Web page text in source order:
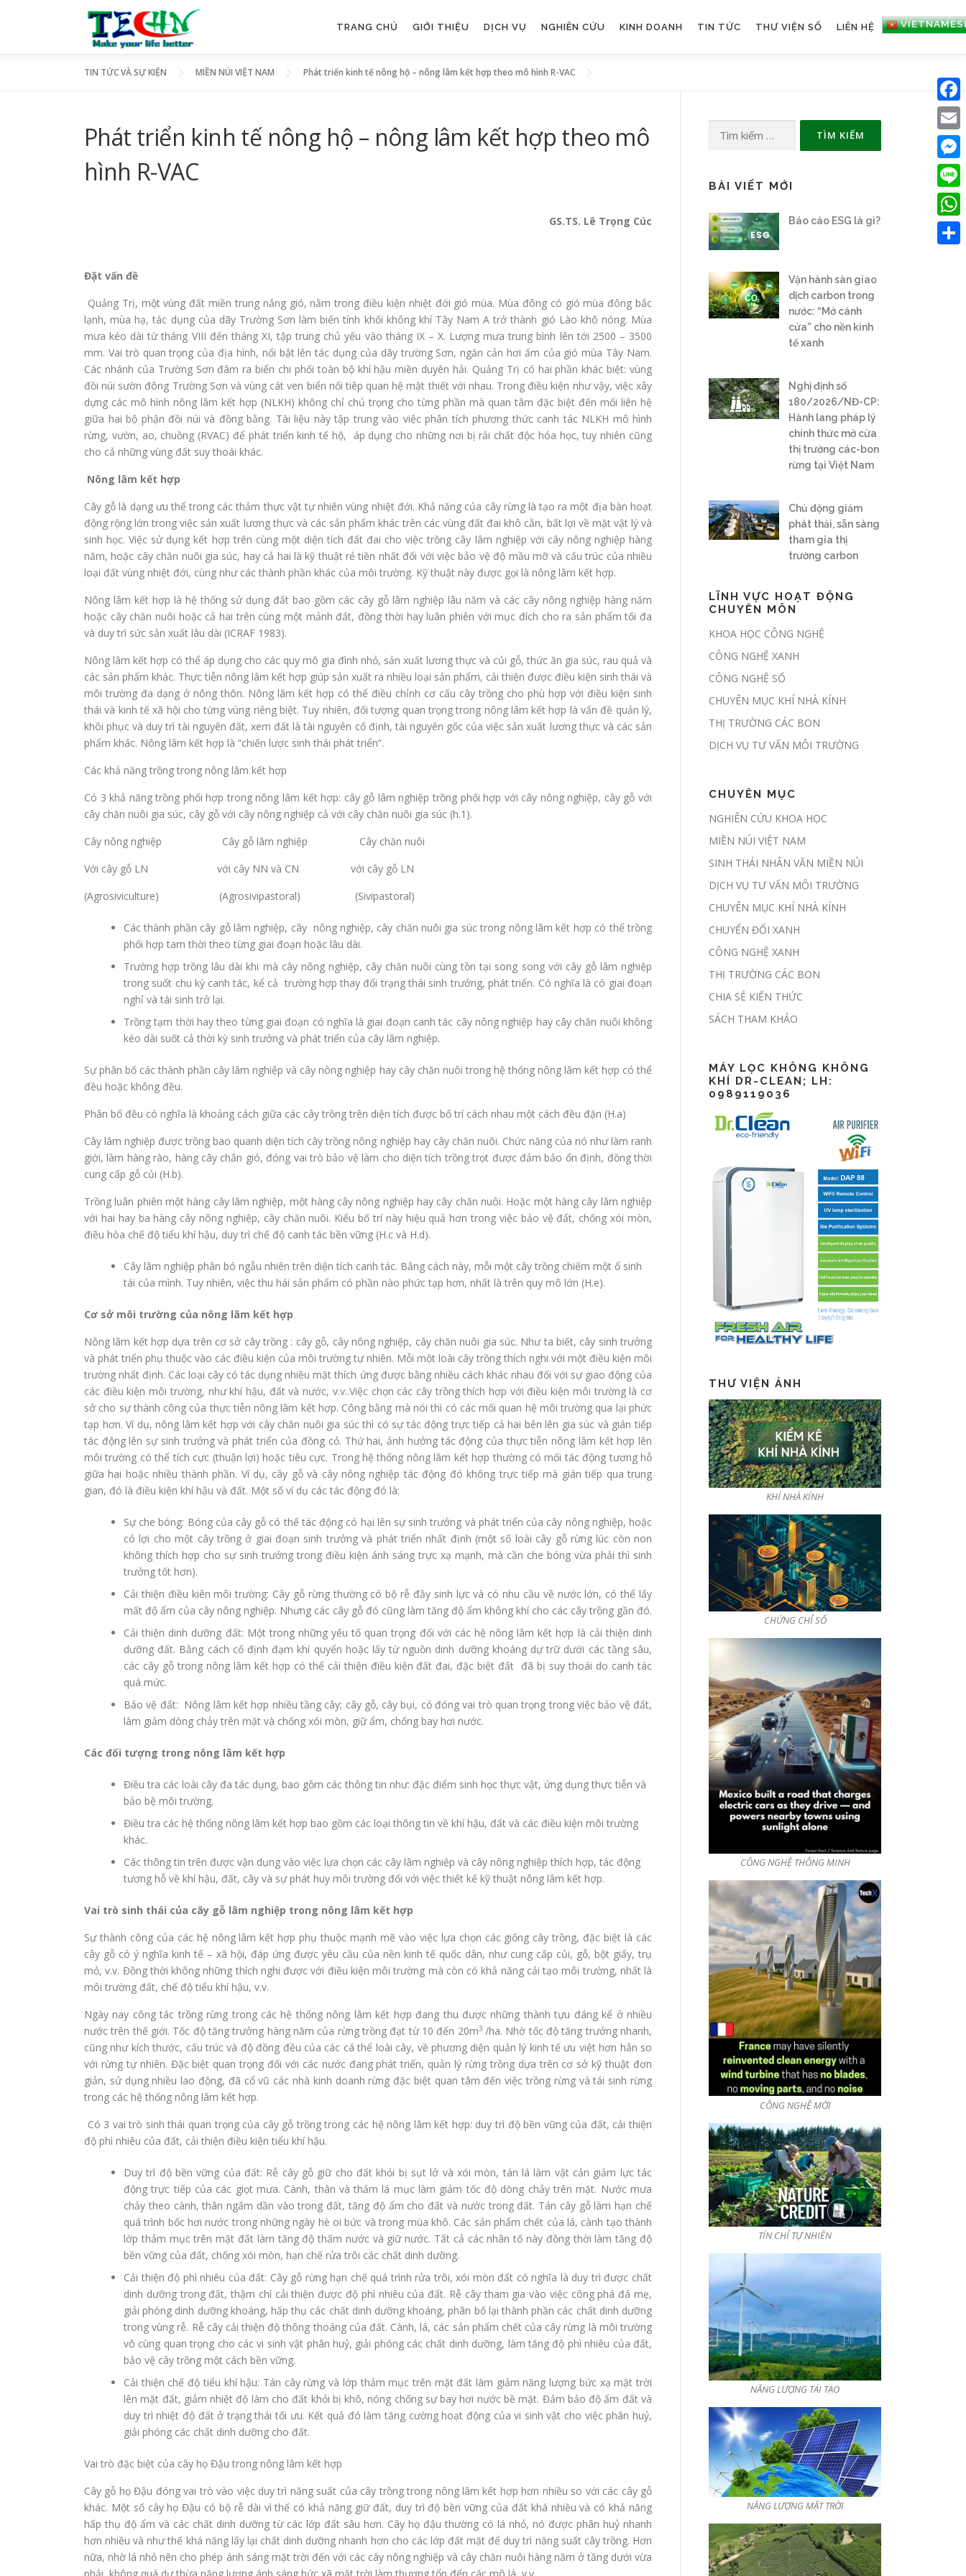
TRANG CHỦ GIỚI THIỆU DỊCH VỤ NGHIÊN CỨU KINH DOANH TIN TỨC THƯ VIỆN SỐ LIÊN HỆ
TIN TỨC VÀ SỰ KIỆN MIỀN NÚI VIỆT NAM Phát triển kinh tế nông hộ – nông lâm kết hợp theo mô hình R-VAC
Phát triển kinh tế nông hộ – nông lâm kết hợp theo mô
hình R-VAC
GS.TS. Lê Trọng Cúc
Đặt vấn đề
Quảng Trị, một vùng đất miền trung nắng gió, nằm trong điều kiện nhiệt đới gió mùa. Mùa đông có gió mùa đông bắc
lạnh, mùa hạ, tác dụng của dãy Trường Sơn làm biến tính khối không khí Tây Nam A trở thành gió Lào khô nóng. Mùa
mưa kéo dài từ tháng VIII đến tháng XI, tập trung chủ yếu vào tháng IX – X. Lượng mưa trung bình lên tới 2500 – 3500
mm. Vai trò quan trọng của địa hình, nổi bật lên tác dụng của dãy trường Sơn, ngăn cản hơi ấm của gió mùa Tây Nam.
Các nhánh của Trường Sơn đâm ra biển chi phối toàn bộ khí hậu miền duyên hải. Quảng Trị có hai phần khác biệt: vùng
đồi núi sườn đông Trường Sơn và vùng cát ven biển nối tiêp quan hệ mật thiết với nhau. Trong điều kiện như vậy, việc xây
dựng các mô hình nông lâm kết hợp (NLKH) không chỉ chủ trọng cho từng phần mà quan tâm đặc biệt đến mối liên hệ
giữa hai bộ phận đồi núi và đồng bằng. Tài liệu này tập trung vào việc phân tích phương thức canh tác NLKH mô hình
rừng, vườn, ao, chuồng (RVAC) để phát triển kinh tế hộ, áp dụng cho những nơi bị rải chất độc hóa học, tuy nhiên cũng
cho cả những vùng đất suy thoái khác.
Nông lâm kết hợp
Cây gỗ là dạng ưu thể trong các thảm thực vật tự nhiên vùng nhiệt đới. Khả năng của cây rừng là tạo ra một địa bàn hoạt
động rộng lớn trong việc sản xuất lương thực và các sản phẩm khác trên các vùng đất đai khô cằn, bất lợi về mặt vật lý và
sinh học. Việc sử dụng kết hợp trên cùng một diện tích đất đai cho việc trồng cây lâm nghiệp với cây nông nghiệp hàng
năm, hoặc cây chăn nuôi gia súc, hay cả hai là kỹ thuật rẻ tiền nhất đối với việc bảo vệ độ mầu mỡ và cấu trúc của nhiều
loại đất vùng nhiệt đới, cùng như các thành phần khác của môi trường. Kỹ thuật này được gọi là nông lâm kết hợp.
Nông lâm kết hợp là hệ thống sử dụng đất bao gồm các cây gỗ lâm nghiệp lâu năm và các cây nông nghiệp hàng năm
hoặc cây chăn nuôi hoặc cả hai trên cùng một mảnh đất, đồng thời hay luân phiên với mục đích cho ra sản phẩm tối đa
và duy trì sức sản xuất lâu dài (ICRAF 1983).
Nông lâm kết hợp có thể áp dụng cho các quy mô gia đình nhỏ, sản xuất lương thực và củi gỗ, thức ăn gia súc, rau quả và
các sản phẩm khác. Thực tiễn nông lâm kết hợp giúp sản xuất ra nhiều loại sản phẩm, cải thiện được điều kiện sinh thái và
môi trường đa dạng ở nông thôn. Nông lâm kết hợp có thể điều chỉnh cơ cấu cây trồng cho phù hợp với điều kiện sinh
thái và kinh tế xã hội cho từng vùng riêng biệt. Tuy nhiên, đối tượng quan trọng trong nông lâm kết hợp là vấn đề quản lý,
khôi phục và duy trì tài nguyên đất, xem đất là tài nguyên cố định, tài nguyên gốc của việc sản xuất lương thực và các sản
phẩm khác. Nông lâm kết hợp là “chiến lược sinh thái phát triển”.
Các khả năng trồng trong nông lâm kết hợp
Có 3 khả năng trồng phối hợp trong nông lâm kết hợp: cây gỗ lâm nghiệp trồng phối hợp với cây nông nghiệp, cây gỗ với
cây chăn nuôi gia súc, cây gỗ với cây nông nghiệp cả với cây chăn nuôi gia súc (h.1).
Cây nông nghiệp Cây gỗ lâm nghiệp Cây chăn nuôi
Với cây gỗ LN với cây NN và CN với cây gỗ LN
(Agrosiviculture) (Agrosivipastoral) (Sivipastoral)
Các thành phần cây gỗ lâm nghiệp, cây nông nghiệp, cây chăn nuôi gia súc trong nông lâm kết hợp có thể trồng
phối hợp tam thời theo từng giai đoạn hoặc lâu dài.
Trường hợp trồng lâu dài khi mà cây nông nghiệp, cây chăn nuôi cùng tồn tại song song với cây gỗ lâm nghiệp
trong suốt chu kỳ canh tác, kể cả trường hợp thay đổi trạng thái sinh trưởng, phát triển. Có nghĩa là có giai đoạn
nghỉ và tái sinh trở lại.
Trồng tạm thời hay theo từng giai đoạn có nghĩa là giai đoạn canh tác cây nông nghiệp hay cây chăn nuôi không
kéo dài suốt cả thời kỳ sinh trưởng và phát triển của cây lâm nghiệp.
Sự phân bố các thành phần cây lâm nghiệp và cây nông nghiệp hay cây chăn nuôi trong hệ thống nông lâm kết hợp có thể
đều hoặc không đều.
Phân bố đều có nghĩa là khoảng cách giữa các cây trồng trên diện tích được bố trí cách nhau một cách đều đặn (H.a)
Cây lâm nghiệp được trồng bao quanh diện tích cây trồng nông nghiệp hay cây chăn nuôi. Chức năng của nó như làm ranh
giới, làm hàng rào, hàng cây chắn gió, đóng vai trò bảo vệ làm cho diện tích trồng trọt được đảm bảo ổn định, đồng thời
cung cấp gỗ củi (H.b).
Trồng luân phiên một hàng cây lâm nghiệp, một hàng cây nông nghiệp hay cây chăn nuôi. Hoặc một hàng cây lâm nghiệp
với hai hay ba hàng cây nông nghiệp, cây chăn nuôi. Kiểu bố trí này hiệu quả hơn trong việc bảo vệ đất, chống xói mòn,
điều hòa chế độ tiểu khí hậu, duy trì chế độ canh tác bền vững (H.c và H.d).
Cây lâm nghiệp phân bó ngẫu nhiên trên diện tích canh tác. Bằng cách này, mỗi một cây trồng chiếm một ổ sinh
tái của mình. Tuy nhiên, việc thu hái sản phẩm có phần nào phức tạp hơn, nhất là trên quy mô lớn (H.e).
Cơ sở môi trường của nông lâm kết hợp
Nông lâm kết hợp dựa trên cơ sở cây trồng : cây gỗ, cây nông nghiệp, cây chăn nuôi gia súc. Như ta biết, cây sinh trưởng
và phát triển phụ thuộc vào các điều kiện của môi trường tự nhiên. Mỗi một loài cây trồng thích nghi với một điều kiện môi
trường nhất định. Các loại cây có tác dụng nhiều mặt thích ứng được bằng nhiều cách khác nhau đối với sự giao động của
các điều kiện môi trường, như khí hậu, đất và nước, v.v..Việc chọn các cây trồng thích hợp với điều kiện môi trường là cơ
sở cho sự thành công của thực tiễn nông lâm kết hợp. Công bằng mà nói thì có các mối quan hệ môi trường qua lại phức
tạp hơn. Ví dụ, nông lâm kết hợp với cây chăn nuôi gia súc thì có sự tác động trực tiếp cả hai bên lên gia súc và gián tiếp
tác động lên sự sinh trưởng và phát triển của đồng cỏ. Thứ hai, ảnh hưởng tác động của thực tiễn nông lâm kết hợp lên
môi trường có thể tích cực (thuận lợi) hoặc tiêu cực. Trong hệ thống nông lâm kết hợp thường có mối tác động tương hỗ
giữa hai hoặc nhiều thành phần. Ví dụ, cây gỗ và cây nông nghiệp tác động đó không trực tiếp mà gián tiếp qua trung
gian, đó là điều kiện khí hậu và đất. Một số ví dụ các tác động đó là:
Sự che bóng: Bóng của cây gỗ có thể tác động có hại lên sự sinh trưởng và phát triển của cây nông nghiệp, hoặc
có lợi cho một cây trồng ở giai đoạn sinh trưởng và phát triển nhất định (một số loài cây gỗ rừng lúc còn non
không thích hợp cho sự sinh trưởng trong điều kiện ánh sáng trực xạ mạnh, mà cần che bóng vừa phải thì sinh
trưởng tốt hơn).
Cải thiện điều kiên môi trường: Cây gỗ rừng thường có bộ rễ đầy sinh lực và có nhu cầu về nước lớn, có thể lấy
mất độ ẩm của cây nông nghiệp. Nhưng các cây gỗ đó cũng làm tăng độ ẩm không khí cho các cây trồng gần đó.
Cải thiện dinh dưỡng đất: Một trong những yếu tố quan trọng đối với các hệ nông lâm kết hợp là cải thiện dinh
dưỡng đất. Bằng cách cố định đạm khí quyển hoặc lấy từ nguồn dinh dưỡng khoáng dự trữ dưới các tầng sâu,
các cây gỗ trong nông lâm kết hợp có thể cải thiện điều kiện đất đai, đặc biệt đất đã bị suy thoái do canh tác
quá mức.
Bảo vệ đất: Nông lâm kết hợp nhiều tầng cây; cây gỗ, cây bụi, cỏ đóng vai trò quan trọng trong việc bảo vệ đất,
làm giảm dòng chảy trên mặt và chống xói mòn, giữ ẩm, chống bay hơi nước.
Các đối tượng trong nông lâm kết hợp
Điều tra các loài cây đa tác dụng, bao gồm các thông tin như: đặc điểm sinh học thực vật, ứng dụng thực tiễn và
bảo bệ môi trường.
Điều tra các hệ thống nông lâm kết hợp bao gồm các loại thông tin về khí hậu, đất và các điều kiện môi trường
khác.
Các thông tin trên được vận dụng vào việc lựa chọn các cây lâm nghiệp và cây nông nghiệp thích hợp, tác động
tương hỗ về khí hậu, đất, cây và sự phát huy môi trường đối với việc thiết kế kỹ thuật nông lâm kết hợp.
Vai trò sinh thái của cây gỗ lâm nghiệp trong nông lâm kết hợp
Sự thành công của các hệ nông lâm kết hợp phụ thuộc mạnh mẽ vào việc lựa chọn các giống cây trồng, đặc biệt là các
cây gỗ có ý nghĩa kinh tế – xã hội, đáp ứng được yêu cầu của nền kinh tế quốc dân, như cung cấp củi, gỗ, bột giấy, trụ
mỏ, v.v. Đồng thời không những thích nghi được với điều kiện môi trường mà còn có khả năng cải tạo môi trường, nhất là
môi trường đất, chế độ tiểu khí hậu, v.v.
Ngày nay công tác trồng rừng trong các hệ thống nông lâm kết hợp đang thu được những thành tựu đáng kể ở nhiều
nước trên thế giới. Tốc độ tăng trưởng hàng năm của rừng trồng đạt từ 10 đến 20m3 /ha. Nhờ tốc độ tăng trưởng nhanh,
cũng như kích thước, cấu trúc và độ đồng đều của các cá thể loài cây, về phương diện quản lý kinh tế ưu việt hơn hẳn so
với rừng tự nhiên. Đặc biệt quan trọng đối với các nước đang phát triển, quản lý rừng trồng dựa trên cơ sở kỹ thuật đơn
giản, sử dụng nhiều lao động, đã cổ vũ các nhà kinh doanh rừng đặc biệt quan tâm đến việc trồng rừng và tái sinh rừng
trong các hệ thống nông lâm kết hợp.
Có 3 vai trò sinh thái quan trọng của cây gỗ trồng trong các hệ nông lâm kết hợp: duy trì độ bền vững của đất, cải thiện
độ phì nhiêu của đất, cải thiện điều kiện tiểu khí hậu.
Duy trì độ bền vững của đất: Rễ cây gỗ giữ cho đất khỏi bị sụt lở và xói mòn, tán lá làm vật cản giảm lực tác
động trực tiếp của các giọt mưa. Cành, thân và thảm lá mục làm giảm tốc độ dòng chảy trên mặt. Nước mưa
chảy theo cành, thân ngấm dần vào trong đất, tăng độ ẩm cho đất và nước trong đất. Tán cây gỗ làm hạn chế
quá trình bốc hơi nước trong những ngày hè oi bức và trong mùa khô. Các sản phẩm chết của lá, cành tạo thành
lớp thảm mục trên mặt đất làm tăng độ thấm nước và giữ nước. Tất cả các nhân tố này đồng thời làm tăng độ
bền vững của đất, chống xói mòn, hạn chế rửa trôi các chất dinh dưỡng.
Cải thiện độ phì nhiêu của đất: Cây gỗ rừng hạn chế quá trình rửa trôi, xói mòn đất có nghĩa là duy trì được chất
dinh dưỡng trong đất, thậm chí cải thiện được độ phì nhiêu của đất. Rễ cây tham gia vào việc công phá đá mẹ,
giải phóng dinh dưỡng khoáng, hấp thụ các chất dinh dưỡng khoáng, phân bố lại thành phần các chất dinh dưỡng
trong vùng rễ. Rễ cây cải thiện độ thông thoáng của đất. Cành, lá, các sản phẩm chết của cây rừng là môi trường
vô cùng quan trọng cho các vi sinh vật phân huỷ, giải phóng các chất dinh dưỡng, làm tăng độ phì nhiêu của đất,
bảo vệ cây trồng một cách bền vững.
Cải thiện chế độ tiểu khí hậu: Tán cây rừng và lớp thảm mục trên mặt đất làm giảm năng lượng bức xạ mặt trời
lên mặt đất, giảm nhiệt độ làm cho đất khỏi bị khô, nóng chống sự bay hơi nước bề mặt. Đảm bảo độ ẩm đất và
duy trì nhiệt độ đất ở trạng thái tối ưu. Kết quả đó làm tăng cường hoạt động của vi sinh vật cho việc phân huỷ,
giải phóng các chất dinh dưỡng cho đất.
Vai trò đặc biệt của cây họ Đậu trong nông lâm kết hợp
Cây gỗ họ Đậu đóng vai trò vào việc duy trì năng suất của cây trồng trong nông lâm kết hợp hơn nhiều so với các cây gỗ
khác. Một số cây họ Đậu có bộ rễ dài vì thế có khả năng giữ đất, duy trì độ bền vững của đất khá nhiều và có khả năng
hấp thụ độ ẩm và các chất dinh dưỡng từ các lớp đất sâu hơn. Cây họ đậu thường có lá nhỏ, nó được phân huỷ nhanh
hơn nhiều và như thế khá năng lấy lại chất dinh dưỡng nhanh hơn cho các lớp đất mặt để duy trì năng suất cây trồng. Hơn
nữa, nhờ lá nhỏ nên cho phép ánh sáng mặt trời đến với các cây nông nghiệp và cây chăn nuôi hàng năm ở tầng dưới vừa
kiếm
BÀI VIẾT MỚI
Báo cáo ESG là gì?
Vận hành sàn giao
dịch carbon trong
nước: “Mở cánh
cửa” cho nền kinh
tế xanh
Nghị định số
180/2026/NĐ-CP:
Hành lang pháp lý
chính thức mở cửa
thị trường các-bon
rừng tại Việt Nam
Chủ động giảm
phát thải, sẵn sàng
tham gia thị
trường carbon
Đề xuất giao địa
phương kiểm kê
khí nhà kính hàng
carbon dự kiến
được thí điểm
trong tháng 6
thế nào?
CSR là gì? CSR
khác gì ESG?
Sàn giao dịch
thế nào?
Tiêu chuẩn ESG –
Bài 1: Hành trình
toàn cầu
LĨNH VỰC HOẠT ĐỘNG
CHUYÊN MÔN
KHOA HỌC CÔNG NGHỆ
CÔNG NGHỆ XANH
CÔNG NGHỆ SỐ
CHUYÊN MỤC KHÍ NHÀ KÍNH
THỊ TRƯỜNG CÁC BON
DỊCH VỤ TƯ VẤN MÔI TRƯỜNG
CHUYÊN MỤC
NGHIÊN CỨU KHOA HỌC
MIỀN NÚI VIỆT NAM
SINH THÁI NHÂN VĂN MIỀN NÚI
DỊCH VỤ TƯ VẤN MÔI TRƯỜNG
CHUYÊN MỤC KHÍ NHÀ KÍNH
CHUYỂN ĐỔI XANH
CÔNG NGHỆ XANH
THỊ TRƯỜNG CÁC BON
CHIA SẺ KIẾN THỨC
SÁCH THAM KHẢO
MÁY LỌC KHÔNG KHÔNG
KHÍ DR-CLEAN; LH:
0989119036
THƯ VIỆN ẢNH
KHÍ NHÀ KÍNH
CHỨNG CHỈ SỐ
CÔNG NGHỆ THÔNG MINH
CÔNG NGHỆ MỚI
TÍN CHỈ TỰ NHIÊN
NĂNG LƯỢNG TÁI TẠO
NĂNG LƯỢNG MẶT TRỜI
Email
Line